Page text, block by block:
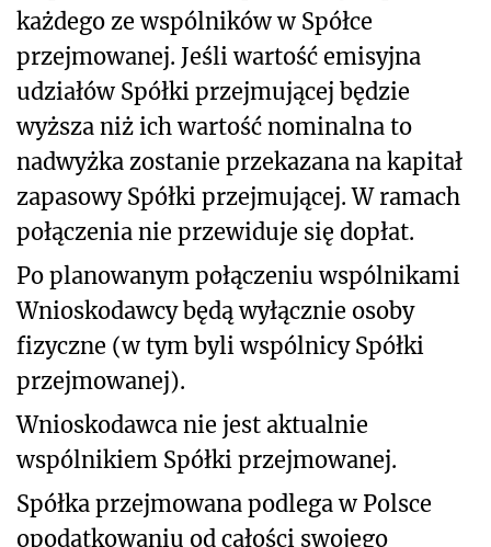
każdego ze wspólników w Spółce
przejmowanej. Jeśli wartość emisyjna
udziałów Spółki przejmującej będzie
wyższa niż ich wartość nominalna to
nadwyżka zostanie przekazana na kapitał
zapasowy Spółki przejmującej. W ramach
połączenia nie przewiduje się dopłat.
Po planowanym połączeniu wspólnikami
Wnioskodawcy będą wyłącznie osoby
fizyczne (w tym byli wspólnicy Spółki
przejmowanej).
Wnioskodawca nie jest aktualnie
wspólnikiem Spółki przejmowanej.
Spółka przejmowana podlega w Polsce
opodatkowaniu od całości swojego